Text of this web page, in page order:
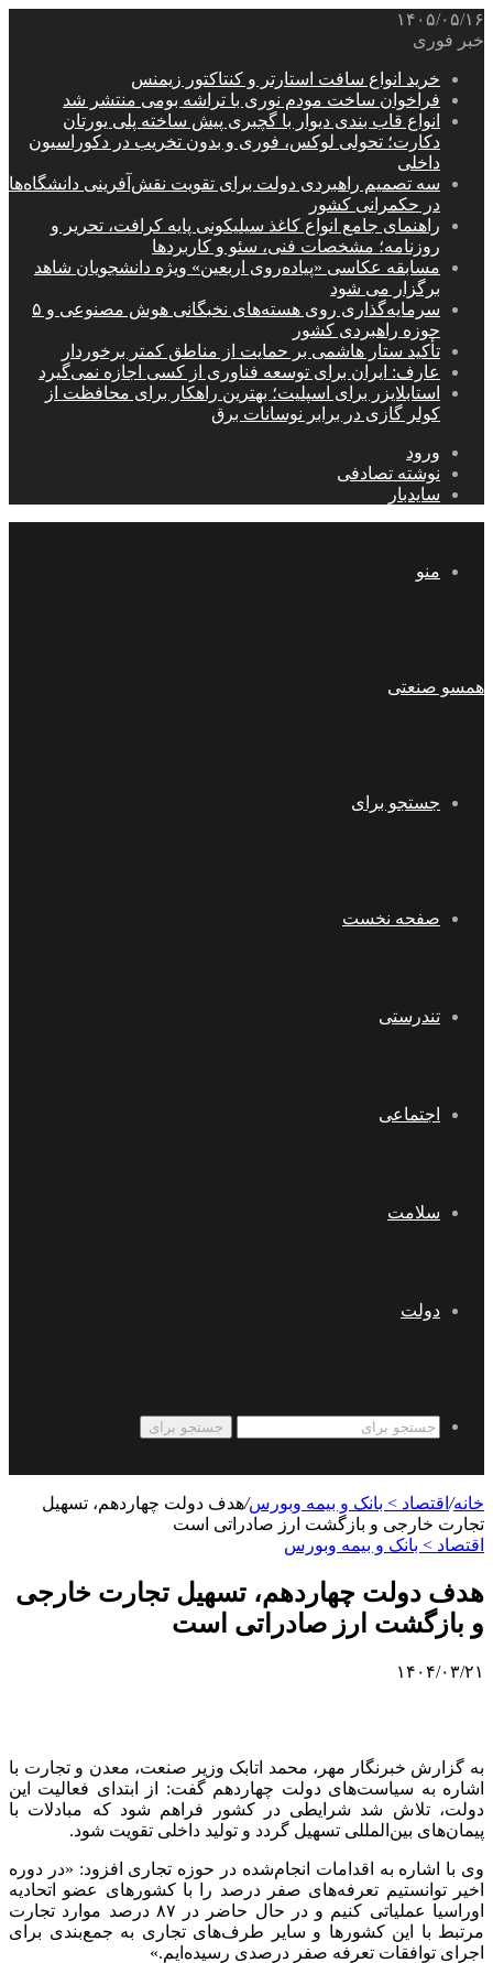
۱۴۰۵/۰۵/۱۶
خبر فوری
خرید انواع سافت استارتر و کنتاکتور زیمنس
فراخوان ساخت مودم نوری با تراشه بومی منتشر شد
انواع قاب بندی دیوار با گچبری پیش ساخته پلی یورتان
دکارت؛ تحولی لوکس، فوری و بدون تخریب در دکوراسیون
داخلی
سه تصمیم راهبردی دولت برای تقویت نقش‌آفرینی دانشگاه‌ها
در حکمرانی کشور
راهنمای جامع انواع کاغذ سیلیکونی پایه کرافت، تحریر و
روزنامه؛ مشخصات فنی، سئو و کاربردها
مسابقه عکاسی «پیاده‌روی اربعین» ویژه دانشجویان شاهد
برگزار می شود
سرمایه‌گذاری روی هسته‌های نخبگانی هوش مصنوعی و ۵
حوزه راهبردی کشور
تأکید ستار هاشمی بر حمایت از مناطق کمتر برخوردار
عارف: ایران برای توسعه فناوری از کسی اجازه نمی‌گیرد
استابلایزر برای اسپلیت؛ بهترین راهکار برای محافظت از
کولر گازی در برابر نوسانات برق
ورود
نوشته تصادفی
سایدبار
منو
همسو صنعتی
جستجو برای
صفحه نخست
تندرستی
اجتماعی
سلامت
دولت
جستجو برای
خانه/ اقتصاد > بانک و بیمه وبورس/هدف دولت چهاردهم، تسهیل
تجارت خارجی و بازگشت ارز صادراتی است
اقتصاد > بانک و بیمه وبورس
هدف دولت چهاردهم، تسهیل تجارت خارجی
و بازگشت ارز صادراتی است
۱۴۰۴/۰۳/۲۱
به گزارش خبرنگار مهر، محمد اتابک وزیر صنعت، معدن و تجارت با
اشاره به سیاست‌های دولت چهاردهم گفت: از ابتدای فعالیت این
دولت، تلاش شد شرایطی در کشور فراهم شود که مبادلات با
پیمان‌های بین‌المللی تسهیل گردد و تولید داخلی تقویت شود.
وی با اشاره به اقدامات انجام‌شده در حوزه تجاری افزود: «در دوره
اخیر توانستیم تعرفه‌های صفر درصد را با کشورهای عضو اتحادیه
اوراسیا عملیاتی کنیم و در حال حاضر در ۸۷ درصد موارد تجارت
مرتبط با این کشورها و سایر طرف‌های تجاری به جمع‌بندی برای
اجرای توافقات تعرفه صفر درصدی رسیده‌ایم.»